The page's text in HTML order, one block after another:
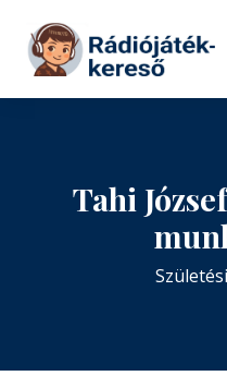
Tovább a tartalomhoz
Tahi